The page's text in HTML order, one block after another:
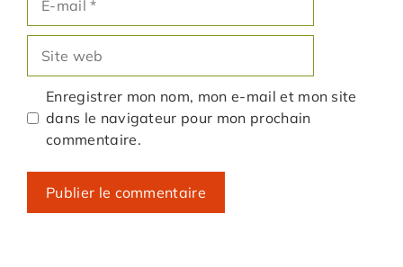
mail
web
Enregistrer mon nom, mon e-mail et mon site
dans le navigateur pour mon prochain
commentaire.